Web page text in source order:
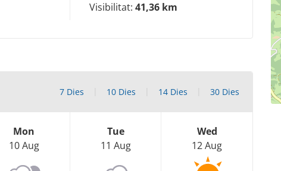
Visibilitat: 41,36 km
7 Dies 10 Dies 14 Dies 30 Dies
Mon
10 Aug
Tue
11 Aug
Wed
12 Aug